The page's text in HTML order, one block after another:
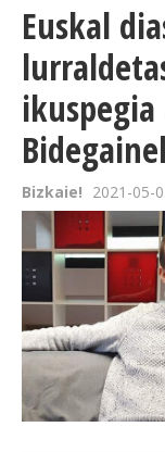
Euskal
Bizkaie! 2021-05-